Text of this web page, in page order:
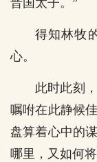
得知林牧
心。
此时此刻
嘱咐在此静候
盘算着心中的
哪里，又如何